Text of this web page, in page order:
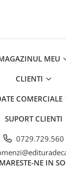
MEU
CLIENTI
COMERCIALE
SUPORT CLIENTI
0729.729.560
NE IN